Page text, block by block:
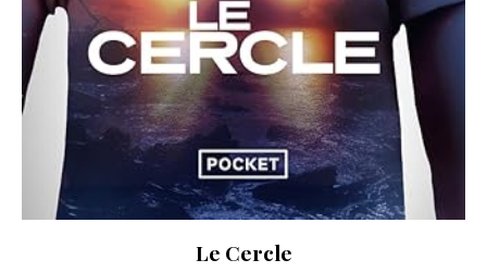
Le Cercle